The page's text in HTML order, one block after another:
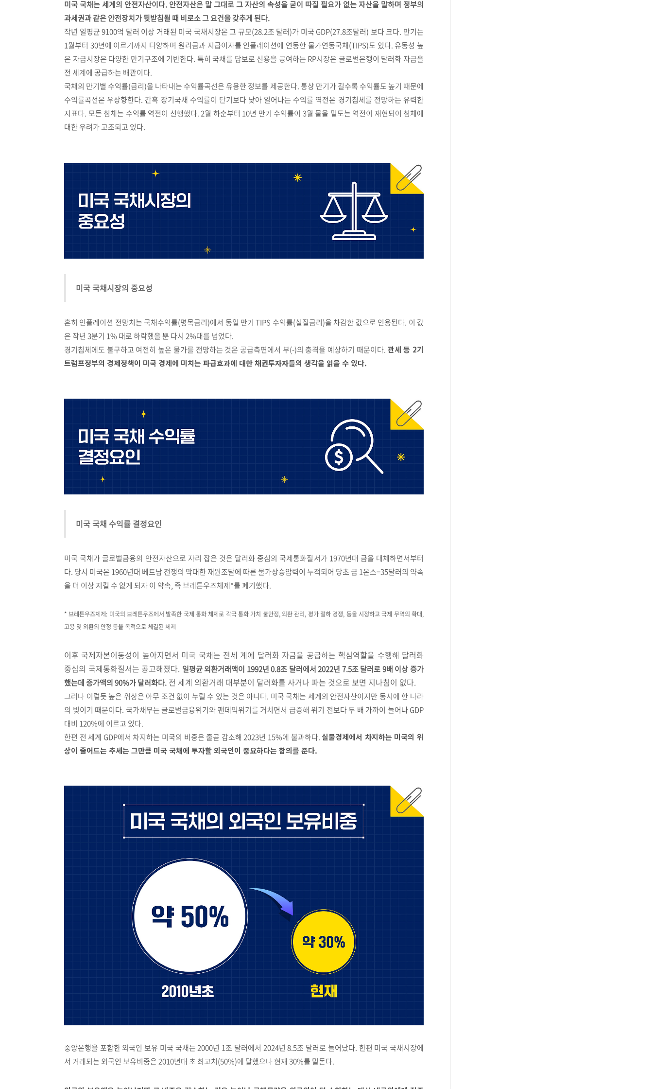
미국 국채는 세계의 안전자산이다. 안전자산은 말 그대로 그 자산의 속성을 굳이 따질 필요가 없는 자산을 말하며 정부의
과세권과 같은 안전장치가 뒷받침될 때 비로소 그 요건을 갖추게 된다.
작년 일평균 9100억 달러 이상 거래된 미국 국채시장은 그 규모(28.2조 달러)가 미국 GDP(27.8조달러) 보다 크다. 만기는
1월부터 30년에 이르기까지 다양하며 원리금과 지급이자를 인플레이션에 연동한 물가연동국채(TIPS)도 있다. 유동성 높
은 자금시장은 다양한 만기구조에 기반한다. 특히 국채를 담보로 신용을 공여하는 RP시장은 글로벌은행이 달러화 자금을
전 세계에 공급하는 배관이다.
국채의 만기별 수익률(금리)을 나타내는 수익률곡선은 유용한 정보를 제공한다. 통상 만기가 길수록 수익률도 높기 때문에
수익률곡선은 우상향한다. 간혹 장기국채 수익률이 단기보다 낮아 일어나는 수익률 역전은 경기침체를 전망하는 유력한
지표다. 모든 침체는 수익률 역전이 선행했다. 2월 하순부터 10년 만기 수익률이 3월 물을 밑도는 역전이 재현되어 침체에
대한 우려가 고조되고 있다.
미국 국채시장의 중요성
흔히 인플레이션 전망치는 국채수익률(명목금리)에서 동일 만기 TIPS 수익률(실질금리)을 차감한 값으로 인용된다. 이 값
은 작년 3분기 1% 대로 하락했을 뿐 다시 2%대를 넘었다.
경기침체에도 불구하고 여전히 높은 물가를 전망하는 것은 공급측면에서 부(-)의 충격을 예상하기 때문이다. 관세 등 2기
트럼프정부의 경제정책이 미국 경제에 미치는 파급효과에 대한 채권투자자들의 생각을 읽을 수 있다.
미국 국채 수익률 결정요인
미국 국채가 글로벌금융의 안전자산으로 자리 잡은 것은 달러화 중심의 국제통화질서가 1970년대 금을 대체하면서부터
다. 당시 미국은 1960년대 베트남 전쟁의 막대한 재원조달에 따른 물가상승압력이 누적되어 당초 금 1온스=35달러의 약속
을 더 이상 지킬 수 없게 되자 이 약속, 즉 브레튼우즈체제*를 폐기했다.
* 브레튼우즈체제: 미국의 브레튼우즈에서 발족한 국제 통화 체제로 각국 통화 가치 불안정, 외환 관리, 평가 절하 경쟁, 등을 시정하고 국제 무역의 확대,
고용 및 외환의 안정 등을 목적으로 체결된 체제
이후 국제자본이동성이 높아지면서 미국 국채는 전세 계에 달러화 자금을 공급하는 핵심역할을 수행해 달러화
중심의 국제통화질서는 공고해졌다. 일평균 외환거래액이 1992년 0.8조 달러에서 2022년 7.5조 달러로 9배 이상 증가
했는데 증가액의 90%가 달러화다. 전 세계 외환거래 대부분이 달러화를 사거나 파는 것으로 보면 지나침이 없다.
그러나 이렇듯 높은 위상은 아무 조건 없이 누릴 수 있는 것은 아니다. 미국 국채는 세계의 안전자산이지만 동시에 한 나라
의 빚이기 때문이다. 국가채무는 글로벌금융위기와 팬데믹위기를 거치면서 급증해 위기 전보다 두 배 가까이 늘어나 GDP
대비 120%에 이르고 있다.
한편 전 세계 GDP에서 차지하는 미국의 비중은 줄곧 감소해 2023년 15%에 불과하다. 실물경제에서 차지하는 미국의 위
상이 줄어드는 추세는 그만큼 미국 국채에 투자할 외국인이 중요하다는 함의를 준다.
중앙은행을 포함한 외국인 보유 미국 국채는 2000년 1조 달러에서 2024년 8.5조 달러로 늘어났다. 한편 미국 국채시장에
서 거래되는 외국인 보유비중은 2010년대 초 최고치(50%)에 달했으나 현재 30%를 밑돈다.